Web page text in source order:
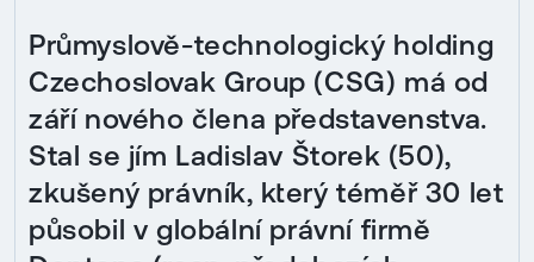
Průmyslově-technologický holding
Czechoslovak Group (CSG) má od
září nového člena představenstva.
Stal se jím Ladislav Štorek (50),
zkušený právník, který téměř 30 let
působil v globální právní firmě